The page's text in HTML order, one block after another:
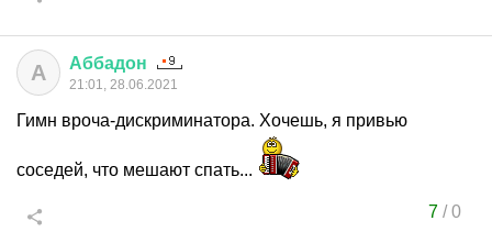
А Аббадон
21:01, 28.06.2021
Гимн вроча-дискриминатора. Хочешь, я привью
соседей, что мешают спать...
7/0